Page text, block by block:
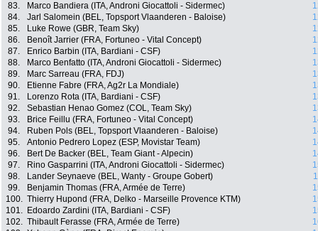
83.
Marco Bandiera (ITA, Androni Giocattoli - Sidermec)
84.
Jarl Salomein (BEL, Topsport Vlaanderen - Baloise)
85.
Luke Rowe (GBR, Team Sky)
86.
Benoît Jarrier (FRA, Fortuneo - Vital Concept)
87.
Enrico Barbin (ITA, Bardiani - CSF)
88.
Marco Benfatto (ITA, Androni Giocattoli - Sidermec)
89.
Marc Sarreau (FRA, FDJ)
90.
Etienne Fabre (FRA, Ag2r La Mondiale)
91.
Lorenzo Rota (ITA, Bardiani - CSF)
92.
Sebastian Henao Gomez (COL, Team Sky)
93.
Brice Feillu (FRA, Fortuneo - Vital Concept)
94.
Ruben Pols (BEL, Topsport Vlaanderen - Baloise)
95.
Antonio Pedrero Lopez (ESP, Movistar Team)
96.
Bert De Backer (BEL, Team Giant - Alpecin)
97.
Rino Gasparrini (ITA, Androni Giocattoli - Sidermec)
98.
Lander Seynaeve (BEL, Wanty - Groupe Gobert)
99.
Benjamin Thomas (FRA, Armée de Terre)
100. Thierry Hupond (FRA, Delko - Marseille Provence KTM)
101.
Edoardo Zardini (ITA, Bardiani - CSF)
102. Thibault Ferasse (FRA, Armée de Terre)